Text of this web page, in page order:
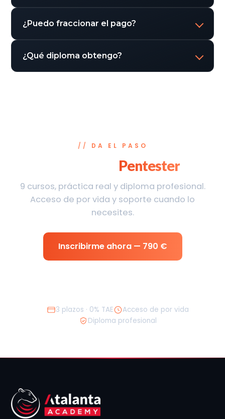
¿Puedo fraccionar el pago?
¿Qué diploma obtengo?
DA EL PASO
Pentesterhoy
9 cursos, práctica real y diploma profesional.
Acceso de por vida y soporte cuando lo
necesites.
Inscribirme ahora — 790 €
3 plazos · 0% TAE
Acceso de por vida
Diploma profesional